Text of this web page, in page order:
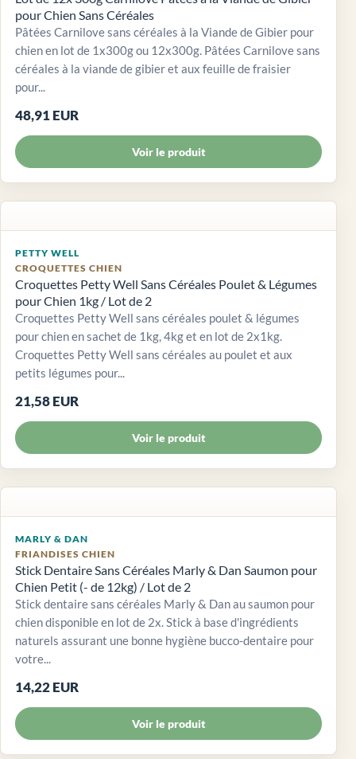
pour Chien Sans Céréales
Pâtées Carnilove sans céréales à la Viande de Gibier pour
chien en lot de 1x300g ou 12x300g. Pâtées Carnilove sans
céréales à la viande de gibier et aux feuille de fraisier
pour...
48,91 EUR
Voir le produit
PETTY WELL
CROQUETTES CHIEN
Croquettes Petty Well Sans Céréales Poulet & Légumes
pour Chien 1kg / Lot de 2
Croquettes Petty Well sans céréales poulet & légumes
pour chien en sachet de 1kg, 4kg et en lot de 2x1kg.
Croquettes Petty Well sans céréales au poulet et aux
petits légumes pour...
21,58 EUR
Voir le produit
MARLY & DAN
FRIANDISES CHIEN
Stick Dentaire Sans Céréales Marly & Dan Saumon pour
Chien Petit (- de 12kg) / Lot de 2
Stick dentaire sans céréales Marly & Dan au saumon pour
chien disponible en lot de 2x. Stick à base d'ingrédients
naturels assurant une bonne hygiène bucco-dentaire pour
votre...
14,22 EUR
Voir le produit